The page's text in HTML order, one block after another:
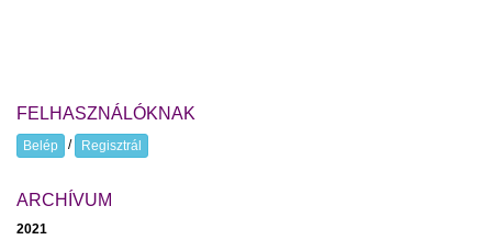
FELHASZNÁLÓKNAK
Belép / Regisztrál
ARCHÍVUM
2021